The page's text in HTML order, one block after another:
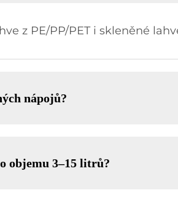
z PE/PP/PET i skleněné
nápojů?
objemu 3–15 litrů?